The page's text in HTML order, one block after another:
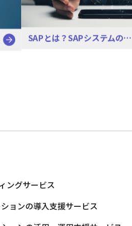
SAPとは？SAPシステムの…
ングサービス
ョンの導入支援サービス